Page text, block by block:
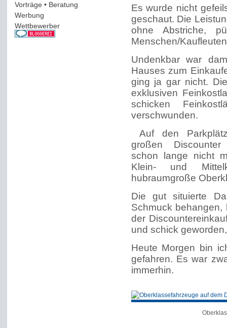
Vorträge • Beratung
Werbung
Wettbewerber(61)
Es wurde nicht
geschaut. Die
ohne Abstriche,
Menschen/
Undenkbar war
Hauses zum
ging ja gar nicht.
exklusiven
schicken
verschwunden.
Auf den
großen Discounter
schon lange nicht
Klein- und
hubraumgroße
Die gut situierte
Schmuck
der
und schick
Heute Morgen bin
gefahren. Es war
immerhin.